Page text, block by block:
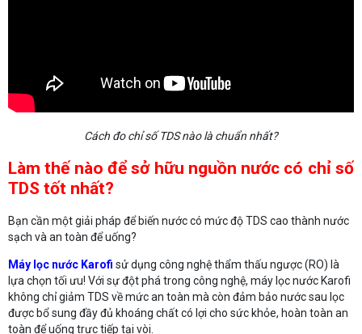
Cách đo chỉ số TDS nào là chuẩn nhất?
Làm thế nào để sở hữu nguồn nước có chỉ số
TDS tốt nhất?
Bạn cần một giải pháp để biến nước có mức độ TDS cao thành nước
sạch và an toàn để uống?
Máy lọc nước Karofi sử dụng công nghệ thẩm thấu ngược (RO) là
lựa chọn tối ưu! Với sự đột phá trong công nghệ, máy lọc nước Karofi
không chỉ giảm TDS về mức an toàn mà còn đảm bảo nước sau lọc
được bổ sung đầy đủ khoáng chất có lợi cho sức khỏe, hoàn toàn an
toàn để uống trực tiếp tại vòi.